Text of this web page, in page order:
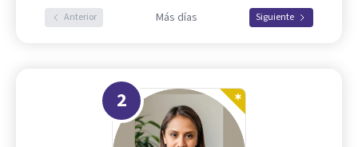
Anterior Más días Siguiente
2